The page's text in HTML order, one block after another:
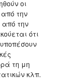
οι
την
από την
ότι
τη μη
κλπ.